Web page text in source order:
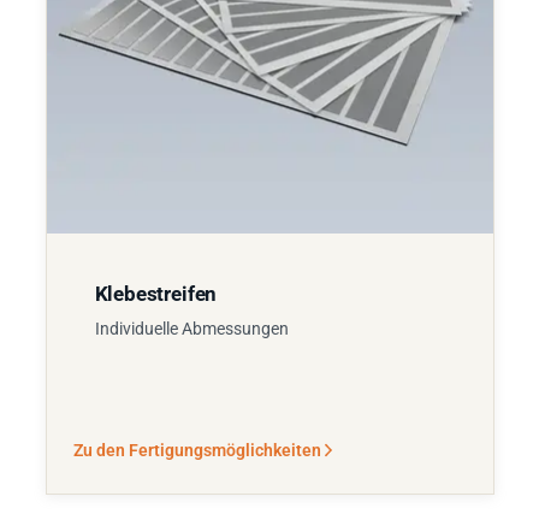
Klebestreifen
Individuelle Abmessungen
Zu den Fertigungsmöglichkeiten